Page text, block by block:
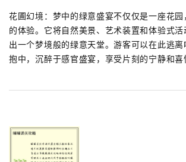
花圃幻境：梦中的绿意盛宴不仅仅是一座花
的体验。它将自然美景、艺术装置和体验式
出一个梦境般的绿意天堂。游客可以在此逃
抱中，沉醉于感官盛宴，享受片刻的宁静和喜